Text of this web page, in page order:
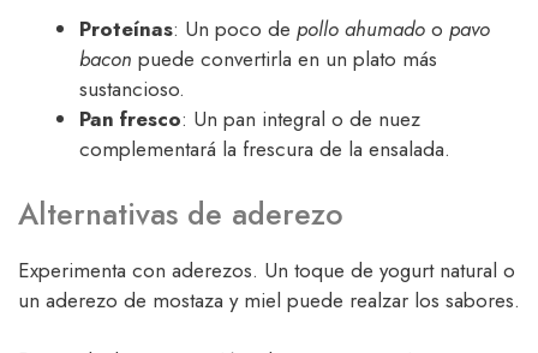
Proteínas: Un poco de pollo ahumado o pavo
bacon puede convertirla en un plato más
sustancioso.
Pan fresco: Un pan integral o de nuez
complementará la frescura de la ensalada.
Alternativas de aderezo
Experimenta con aderezos. Un toque de yogurt natural o
un aderezo de mostaza y miel puede realzar los sabores.